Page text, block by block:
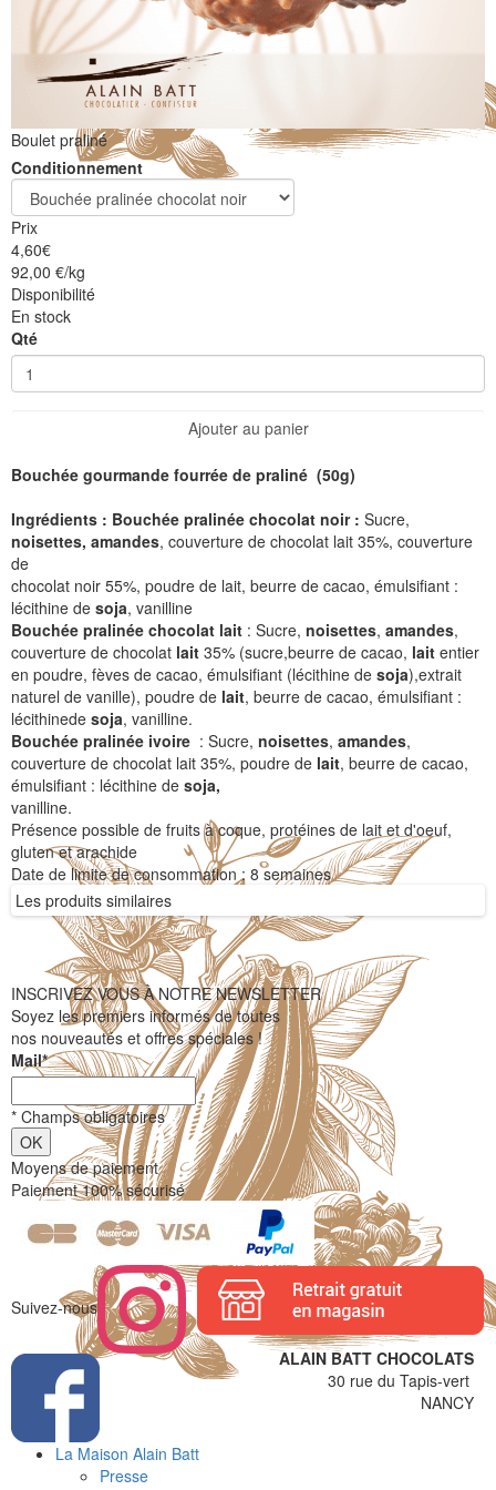
Boulet praliné
Conditionnement
Prix
4,60€
92,00 €/kg
Disponibilité
En stock
Qté
Ajouter au panier
Bouchée gourmande fourrée de praliné (50g)
Ingrédients : Bouchée pralinée chocolat noir : Sucre,
noisettes, amandes, couverture de chocolat lait 35%, couverture
de
chocolat noir 55%, poudre de lait, beurre de cacao, émulsifiant :
lécithine de soja, vanilline
Bouchée pralinée chocolat lait : Sucre, noisettes, amandes,
couverture de chocolat lait 35% (sucre,beurre de cacao, lait entier
en poudre, fèves de cacao, émulsifiant (lécithine de soja),extrait
naturel de vanille), poudre de lait, beurre de cacao, émulsifiant :
lécithinede soja, vanilline.
Bouchée pralinée ivoire : Sucre, noisettes, amandes,
couverture de chocolat lait 35%, poudre de lait, beurre de cacao,
émulsifiant : lécithine de soja,
vanilline.
Présence possible de fruits à coque, protéines de lait et d'oeuf,
gluten et arachide
Date de limite de consommation : 8 semaines
Les produits similaires
INSCRIVEZ VOUS À NOTRE NEWSLETTER
Soyez les premiers informés de toutes
nos nouveautés et offres spéciales !
Mail*
* Champs obligatoires
Moyens de paiement
Paiement 100% sécurisé
ALAIN BATT CHOCOLATS
30 rue du Tapis-vert
NANCY
Suivez-nous
La Maison Alain Batt
Presse